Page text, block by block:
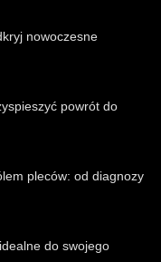
nowoczesne
powrót do
pleców: od diagnozy
do swojego